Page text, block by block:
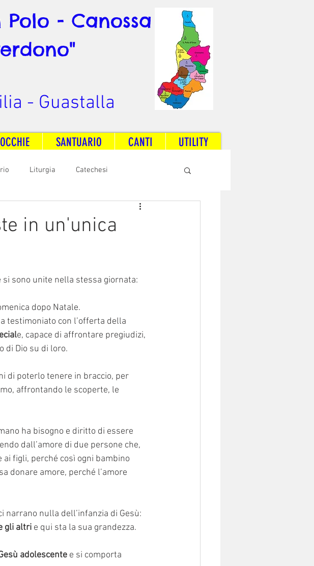
- Canossa
- Guastalla
SANTUARIO CANTI UTILITY
Liturgia Catechesi
Radio Dream Together
in un'unica
si sono unite nella stessa giornata:
dopo Natale.
testimoniato con l’offerta della
e, capace di affrontare pregiudizi,
di Dio su di loro.
di poterlo tenere in braccio, per
affrontando le scoperte, le
ha bisogno e diritto di essere
dall’amore di due persone che,
ai figli, perché così ogni bambino
donare amore, perché l’amore
narrano nulla dell’infanzia di Gesù:
gli altri e qui sta la sua grandezza.
adolescente e si comporta